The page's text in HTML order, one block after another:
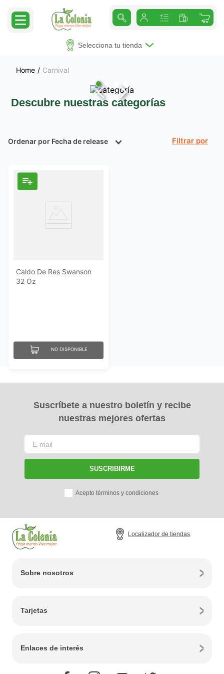
Selecciona tu tienda
Carnival
Descubre nuestras categorías
Ordenar por Fecha de release
Caldo De Res Swanson
32 Oz
NO DISPONIBLE
Suscríbete a nuestro boletín y recibe
nuestras mejores ofertas
SUSCRIBIRME
Acepto términos y condiciones
Localizador de tiendas
Sobre nosotros
Tarjetas
Enlaces de interés